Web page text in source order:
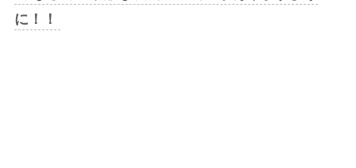
に！！